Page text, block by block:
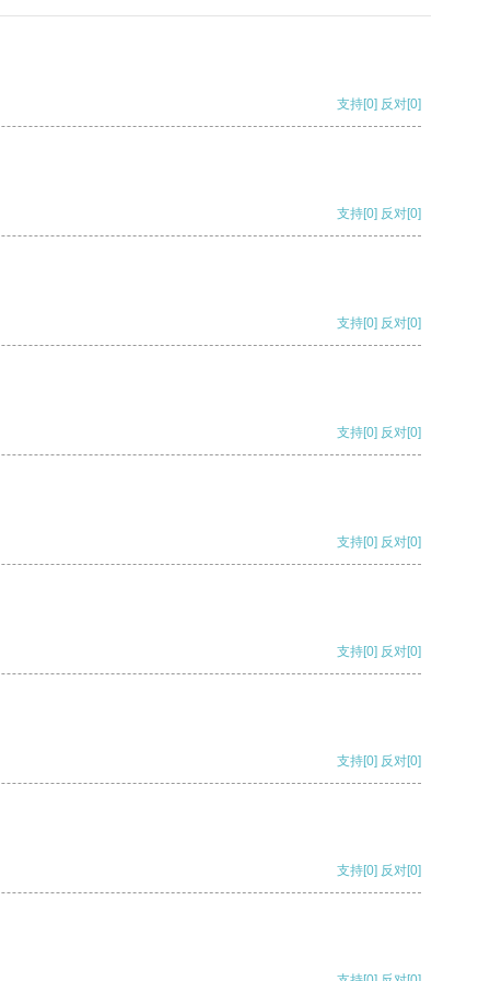
支持[0] 反对[0]
支持[0] 反对[0]
支持[0] 反对[0]
支持[0] 反对[0]
支持[0] 反对[0]
支持[0] 反对[0]
支持[0] 反对[0]
支持[0] 反对[0]